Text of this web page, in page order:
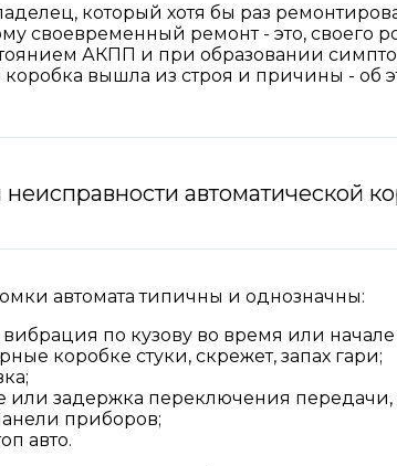
который хотя бы раз
своевременный ремонт - это,
АКПП и при образовании
коробка вышла из строя и причины - об
автоматической
автомата типичны и однозначны:
по кузову во время или
коробке стуки, скрежет, запах гари;
или задержка переключения передачи,
приборов;
авто.